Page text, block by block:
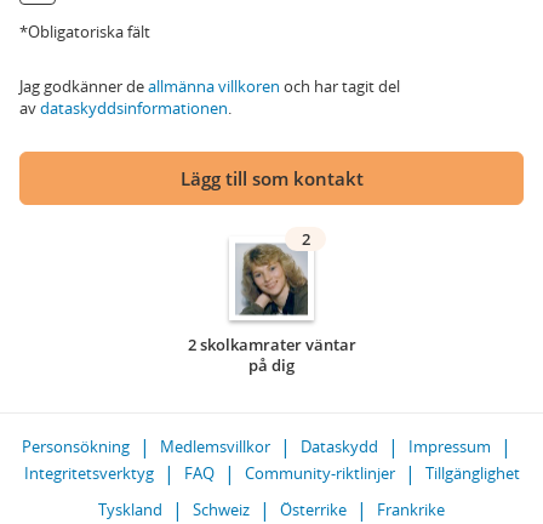
*Obligatoriska fält
Jag godkänner deallmänna villkoren och har tagit del
avdataskyddsinformationen.
Lägg till som kontakt
2
2 skolkamrater väntar
på dig
Personsökning Medlemsvillkor Dataskydd
Impressum
Integritetsverktyg
FAQ Community-riktlinjer
Tillgänglighet
Tyskland
Schweiz Österrike Frankrike